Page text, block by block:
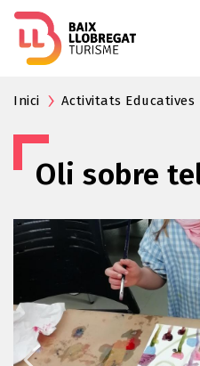
Inici Activitats Educatives
Oli sobre